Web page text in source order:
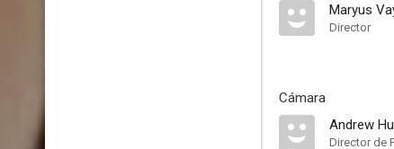
Maryus
Director
Cámara
Andrew
Director de